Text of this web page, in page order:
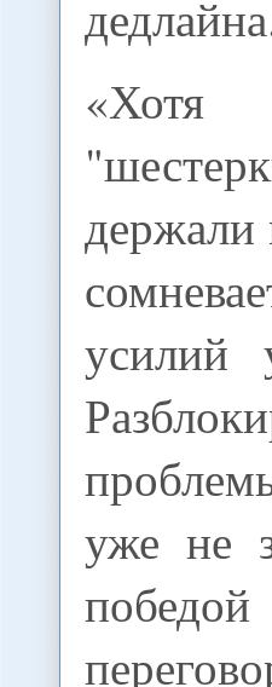
«Хотя
держали
усилий
уже не